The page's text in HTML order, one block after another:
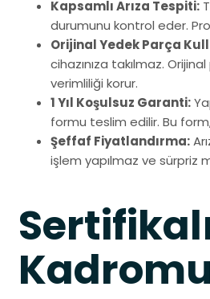
Kapsamlı Arıza Tespiti:
durumunu kontrol eder.
Orijinal Yedek Parça
cihazınıza takılmaz.
verimliliği korur.
1 Yıl Koşulsuz Garanti:
formu teslim edilir. Bu
Şeffaf Fiyatlandırma:
işlem yapılmaz ve sürpriz